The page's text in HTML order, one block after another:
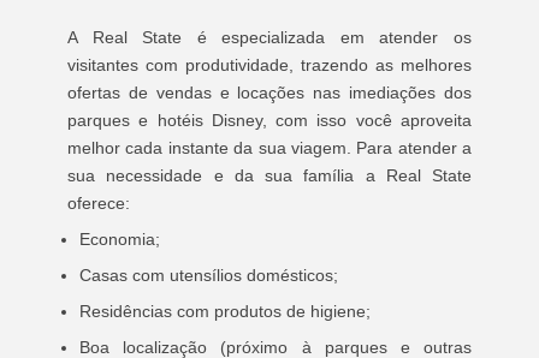
A Real State é especializada em atender os
visitantes com produtividade, trazendo as melhores
ofertas de vendas e locações nas imediações dos
parques e hotéis Disney, com isso você aproveita
melhor cada instante da sua viagem. Para atender a
sua necessidade e da sua família a Real State
oferece:
Economia;
Casas com utensílios domésticos;
Residências com produtos de higiene;
Boa localização (próximo à parques e outras